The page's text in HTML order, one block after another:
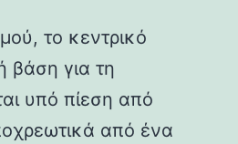
το κεντρικό
βάση για τη
υπό πίεση από
από ένα